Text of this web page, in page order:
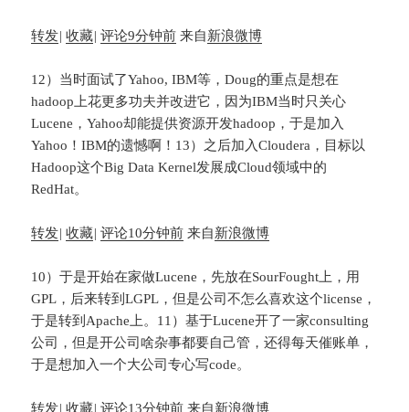
转发| 收藏| 评论9分钟前 来自新浪微博
12）当时面试了Yahoo, IBM等，Doug的重点是想在
hadoop上花更多功夫并改进它，因为IBM当时只关心
Lucene，Yahoo却能提供资源开发hadoop，于是加入
Yahoo！IBM的遗憾啊！13）之后加入Cloudera，目标以
Hadoop这个Big Data Kernel发展成Cloud领域中的
RedHat。
转发| 收藏| 评论10分钟前 来自新浪微博
10）于是开始在家做Lucene，先放在SourFought上，用
GPL，后来转到LGPL，但是公司不怎么喜欢这个license，
于是转到Apache上。11）基于Lucene开了一家consulting
公司，但是开公司啥杂事都要自己管，还得每天催账单，
于是想加入一个大公司专心写code。
转发| 收藏| 评论13分钟前 来自新浪微博